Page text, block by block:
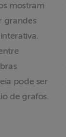
mostram
grandes
pode ser
de grafos.